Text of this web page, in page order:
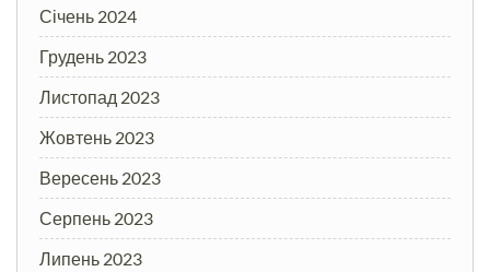
Січень 2024
Грудень 2023
Листопад 2023
Жовтень 2023
Вересень 2023
Серпень 2023
Липень 2023